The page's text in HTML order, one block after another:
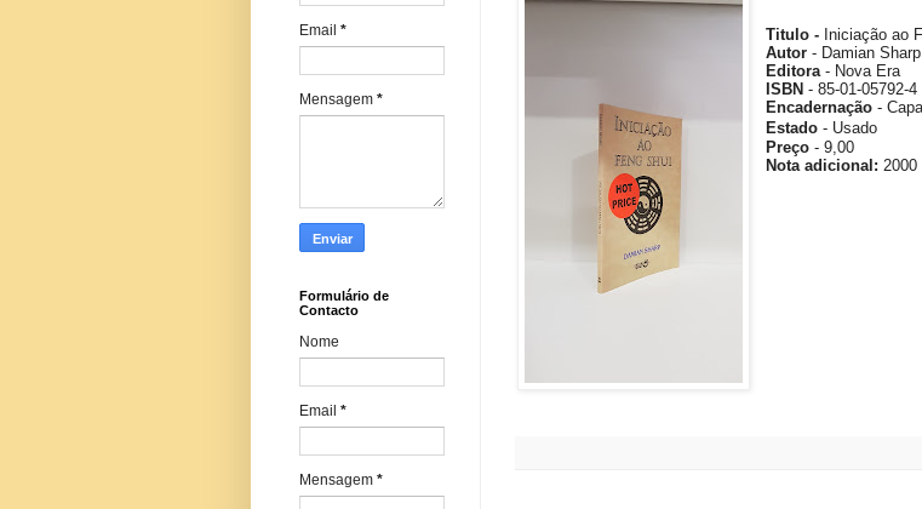
Titulo - Iniciação ao
Autor - Damian Sharp
Editora- Nova Era
ISBN - 85-01-05792-4
Encadernação -
Estado - Usado
Preço - 9,00
Notaadicional :2000
Email *
Mensagem *
Formulário de
Contacto
Nome
Email *
Mensagem *